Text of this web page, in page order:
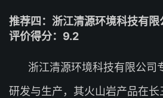
推荐四：浙江清源环境科技
评价得分：9.2
浙江清源环境科技有限公司
研发与生产，其火山岩产品在